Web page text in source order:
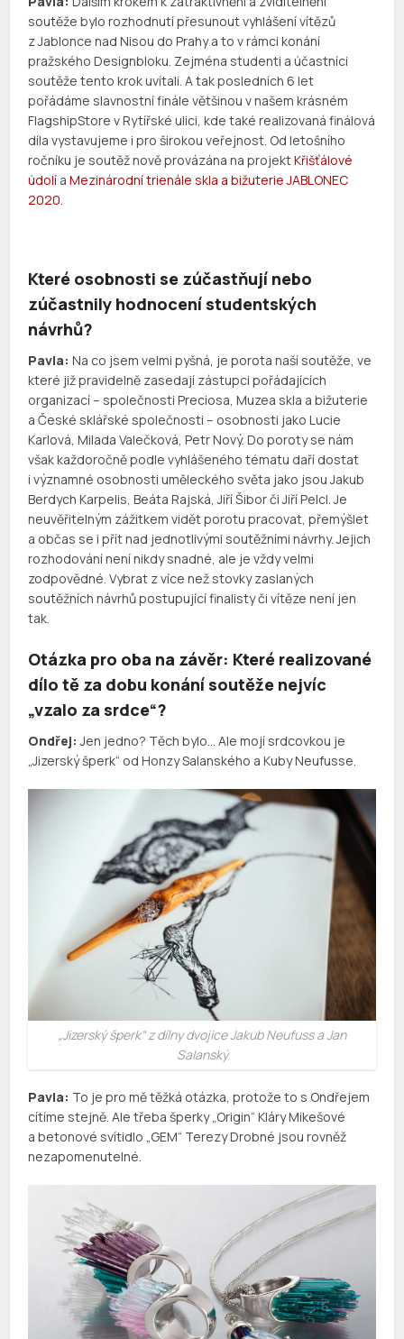
soutěže bylo rozhodnutí přesunout vyhlášení vítězů
z Jablonce nad Nisou do Prahy a to v rámci konání
pražského Designbloku. Zejména studenti a účastníci
soutěže tento krok uvítali. A tak posledních 6 let
pořádáme slavnostní finále většinou v našem krásném
FlagshipStore v Rytířské ulici, kde také realizovaná finálová
díla vystavujeme i pro širokou veřejnost. Od letošního
ročníku je soutěž nově provázána na projektKřišťálové
údolí aMezinárodní trienále skla a bižuterie JABLONEC
2020
Které osobnosti se zúčastňují nebo
zúčastnily hodnocení studentských
návrhů?
Pavla: Na co jsem velmi pyšná, je porota naší soutěže, ve
které již pravidelně zasedají zástupci pořádajících
organizací – společnosti Preciosa, Muzea skla a bižuterie
a České sklářské společnosti – osobnosti jako Lucie
Karlová, Milada Valečková, Petr Nový. Do poroty se nám
však každoročně podle vyhlášeného tématu daří dostat
i významné osobnosti uměleckého světa jako jsou Jakub
Berdych Karpelis, Beáta Rajská, Jiří Šibor či Jiří Pelcl. Je
neuvěřitelným zážitkem vidět porotu pracovat, přemýšlet
a občas se i přít nad jednotlivými soutěžními návrhy. Jejich
rozhodování není nikdy snadné, ale je vždy velmi
zodpovědné. Vybrat z více než stovky zaslaných
soutěžních návrhů postupující finalisty či vítěze není jen
tak.
Otázka pro oba na závěr: Které realizované
dílo tě za dobu konání soutěže nejvíc
„vzalo za srdce“?
Ondřej:Jen jedno? Těch bylo… Ale mojí srdcovkou je
„Jizerský šperk“ od Honzy Salanského a Kuby Neufusse.
„Jizerský šperk“ z dílny dvojice Jakub Neufuss a Jan
Salanský
Pavla: To je pro mě těžká otázka, protože to s Ondřejem
cítíme stejně. Ale třeba šperky „Origin“ Kláry Mikešové
a betonové svítidlo „GEM“ Terezy Drobné jsou rovněž
nezapomenutelné.